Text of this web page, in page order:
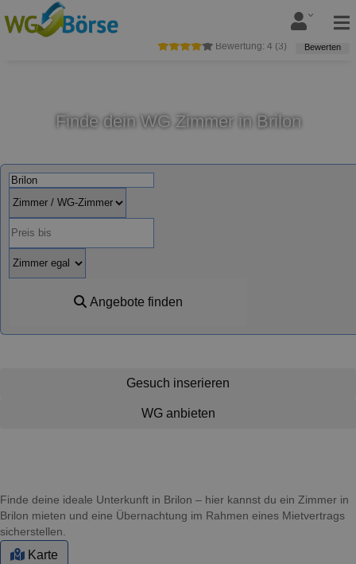
Bewertung: 4 (3) Bewerten
Finde dein WG Zimmer in Brilon
Angebote finden
Gesuch inserieren
WG anbieten
Finde deine ideale Unterkunft in Brilon – hier kannst du ein Zimmer in
Brilon mieten und eine Übernachtung im Rahmen eines Mietvertrags
sicherstellen.
Karte